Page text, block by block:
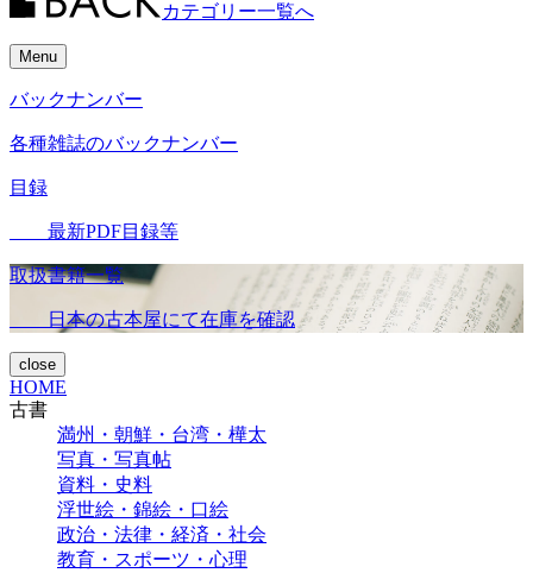
カテゴリー一覧へ
Menu
バックナンバー
各種雑誌のバックナンバー
目録
最新PDF目録等
取扱書籍一覧
日本の古本屋にて在庫を確認
close
HOME
古書
満州・朝鮮・台湾・樺太
写真・写真帖
資料・史料
浮世絵・錦絵・口絵
政治・法律・経済・社会
教育・スポーツ・心理